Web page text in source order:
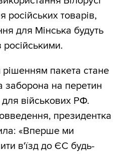
російських товарів,
для Мінська будуть
російськими.
пакета стане
заборона на перетин
військових РФ.
президентка
«Вперше ми
в'їзд до ЄС будь-